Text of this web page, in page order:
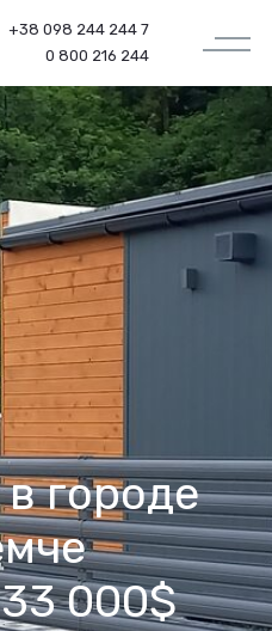
0 800 216 244
+38 098 244 244 7
городе
000$